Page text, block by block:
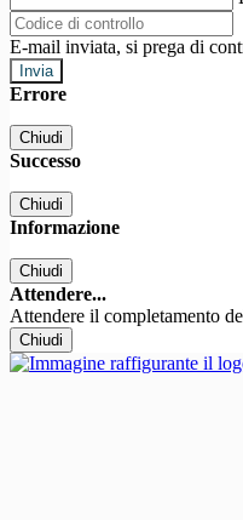
E-mail inviata, si prega di
Errore
Chiudi
Successo
Chiudi
Informazione
Chiudi
Attendere...
Attendere il completamento
Chiudi